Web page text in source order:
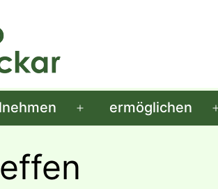
Menü
ermöglichen